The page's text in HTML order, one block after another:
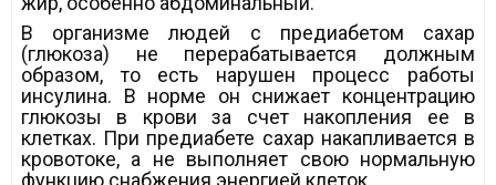
В организме людей с предиабетом сахар
(глюкоза) не перерабатывается должным
образом, то есть нарушен процесс работы
инсулина. В норме он снижает концентрацию
глюкозы в крови за счет накопления ее в
клетках. При предиабете сахар накапливается в
кровотоке, а не выполняет свою нормальную
функцию снабжения энергией клеток